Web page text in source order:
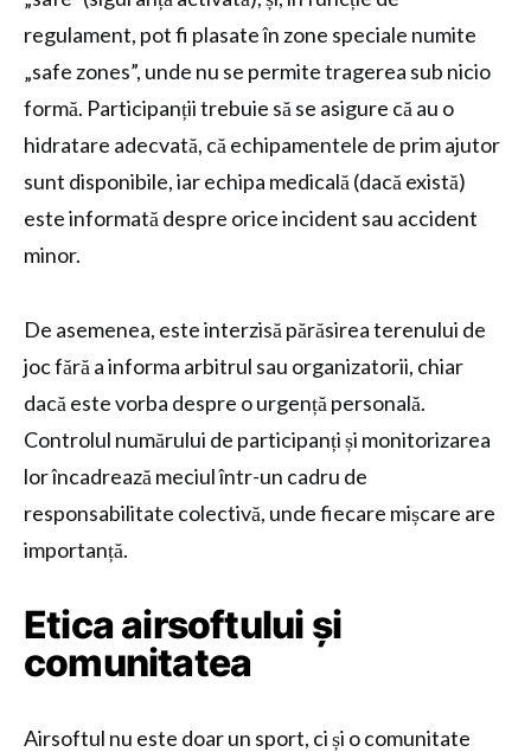
regulament, pot fi plasate în zone speciale numite
„safe zones”, unde nu se permite tragerea sub nicio
formă. Participanții trebuie să se asigure că au o
hidratare adecvată, că echipamentele de prim ajutor
sunt disponibile, iar echipa medicală (dacă există)
este informată despre orice incident sau accident
minor.
De asemenea, este interzisă părăsirea terenului de
joc fără a informa arbitrul sau organizatorii, chiar
dacă este vorba despre o urgență personală.
Controlul numărului de participanți și monitorizarea
lor încadrează meciul într-un cadru de
responsabilitate colectivă, unde fiecare mișcare are
importanță.
Etica airsoftului și
comunitatea
Airsoftul nu este doar un sport, ci și o comunitate